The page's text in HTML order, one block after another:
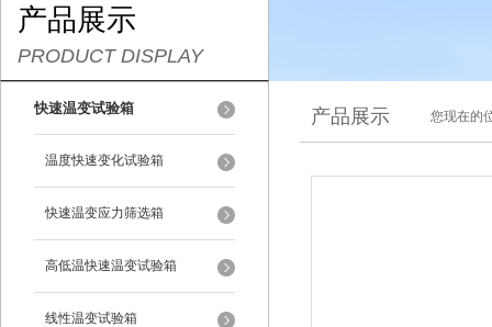
产品展示
PRODUCT DISPLAY
快速温变试验箱
温度快速变化试验箱
快速温变应力筛选箱
高低温快速温变试验箱
线性温变试验箱
产品展示 您现在的